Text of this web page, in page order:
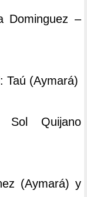
Dominguez –
Taú (Aymará)
Sol Quijano
(Aymará) y